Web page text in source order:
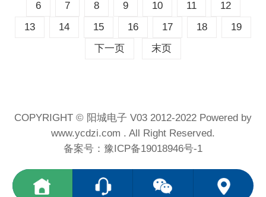
6
7 8 9 10 11
12
13
14 15 16 17 18
19
下一页
末页
COPYRIGHT © 阳城电子 V03 2012-2022 Powered by
www.ycdzi.com . All Right Reserved.
备案号： 豫ICP备19018946号-1